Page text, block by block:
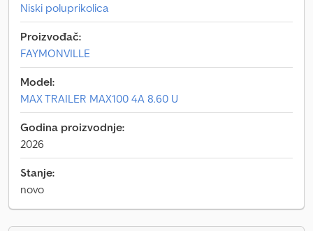
Niski poluprikolica
Proizvođač:
FAYMONVILLE
Model:
MAX TRAILER MAX100 4A 8.60 U
Godina proizvodnje:
2026
Stanje:
novo